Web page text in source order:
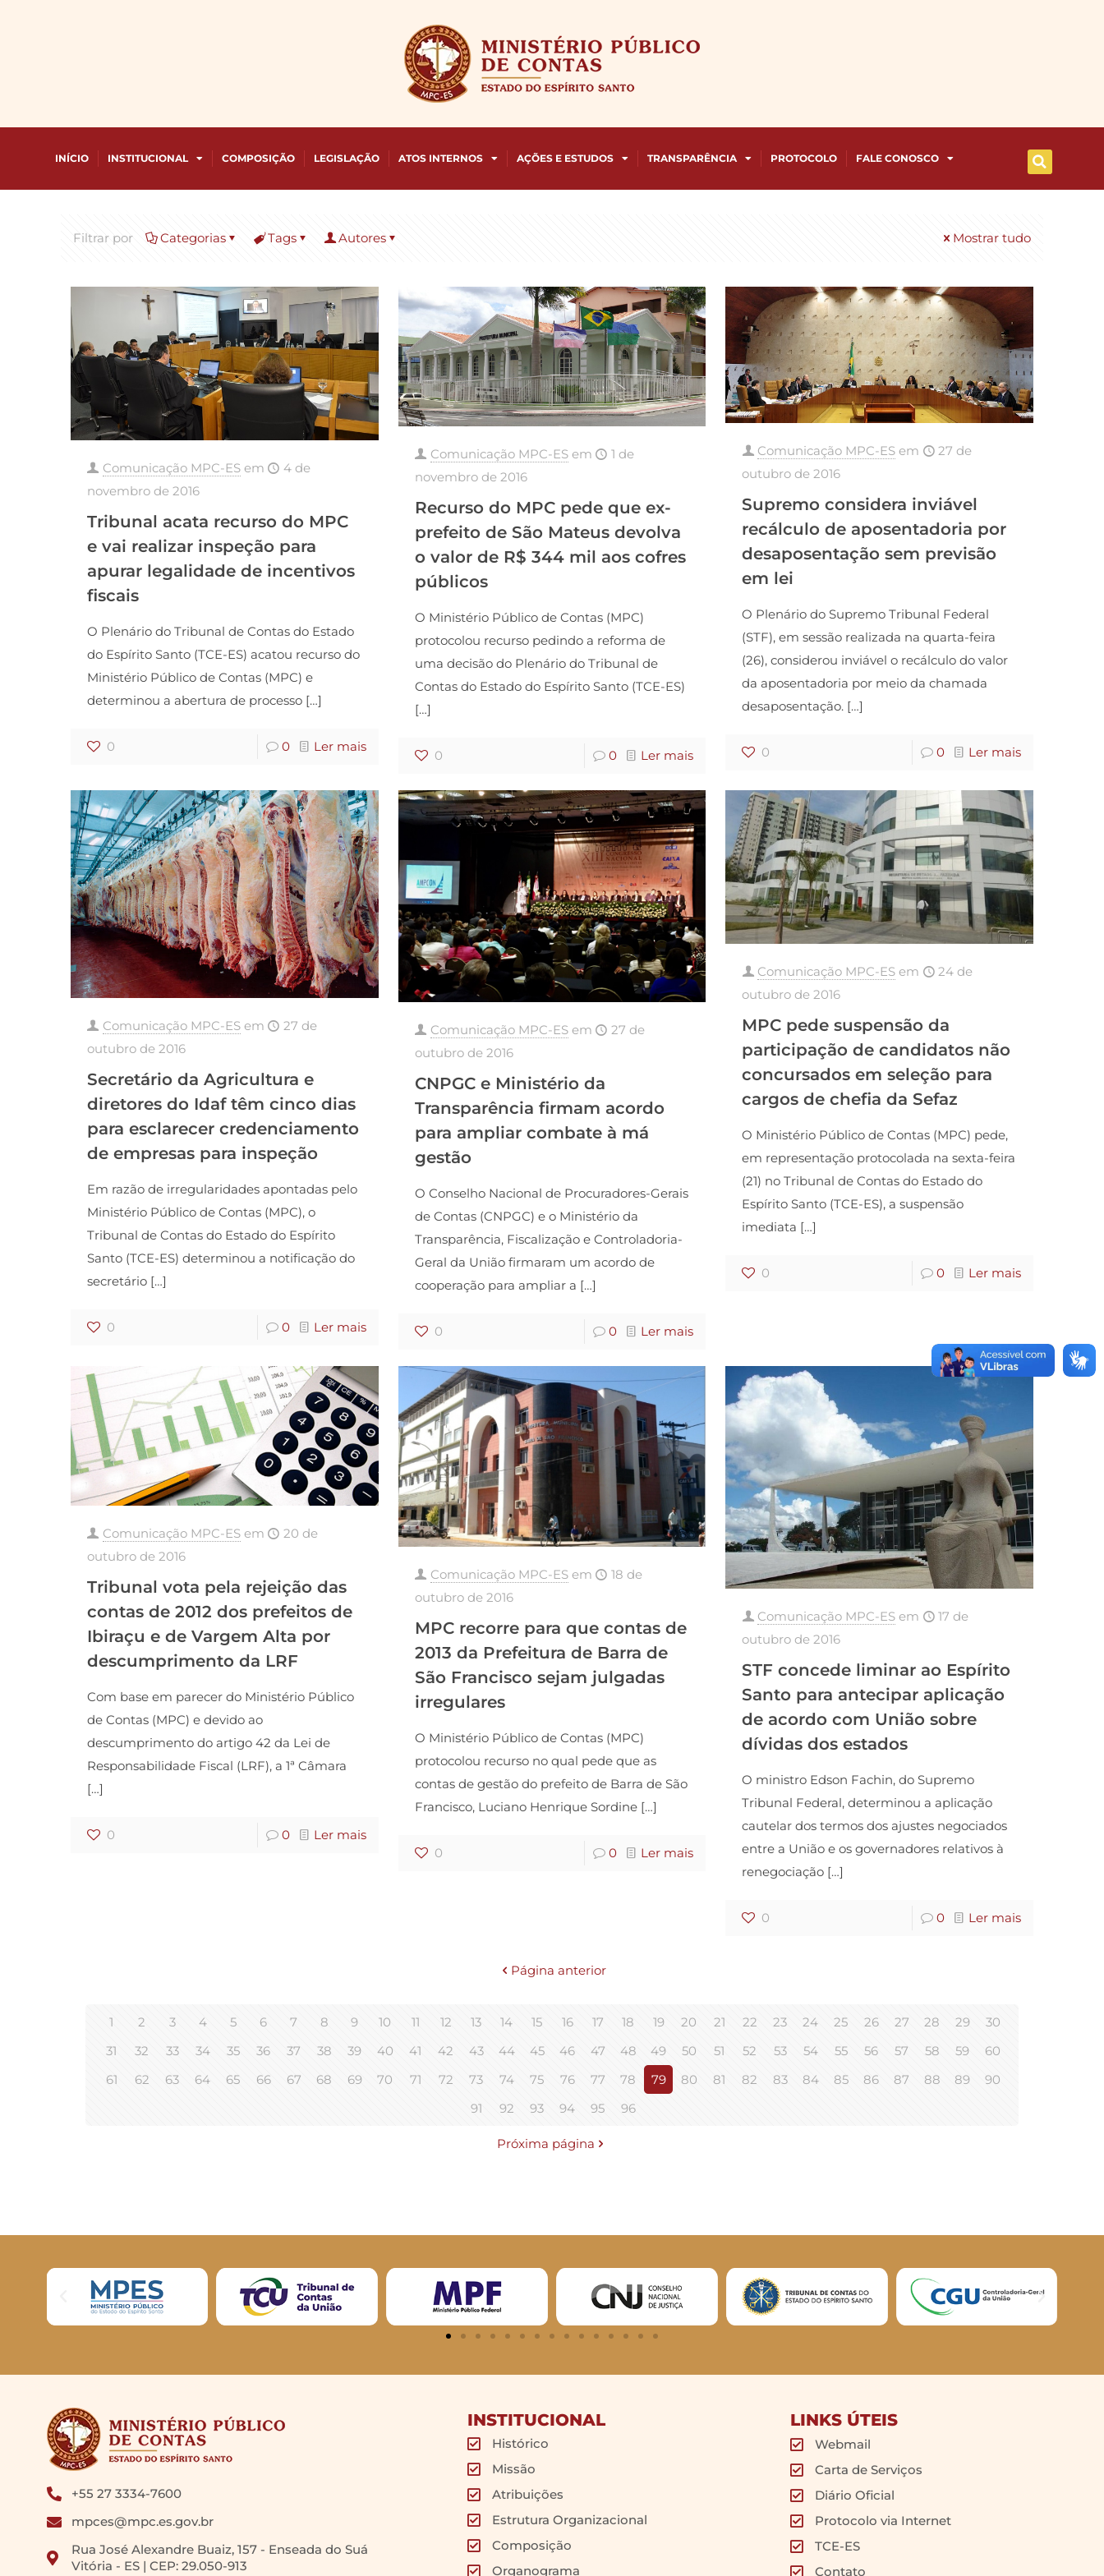
INÍCIO INSTITUCIONAL COMPOSIÇÃO LEGISLAÇÃO ATOS INTERNOS AÇÕES E ESTUDOS TRANSPARÊNCIA PROTOCOLO FALE CONOSCO
Filtrar por Categorias Tags Autores Mostrar tudo
Comunicação MPC-ES em
4 de
novembro de 2016
Tribunal acata recurso do MPC
e vai realizar inspeção para
apurar legalidade de incentivos
fiscais
O Plenário do Tribunal de Contas do Estado
do Espírito Santo (TCE-ES) acatou recurso do
Ministério Público de Contas (MPC) e
determinou a abertura de processo[…]
0 0 Ler mais
Comunicação MPC-ES em
1 de
novembro de 2016
Recurso do MPC pede que ex-
prefeito de São Mateus devolva
o valor de R$ 344 mil aos cofres
públicos
O Ministério Público de Contas (MPC)
protocolou recurso pedindo a reforma de
uma decisão do Plenário do Tribunal de
Contas do Estado do Espírito Santo (TCE-ES)
[…]
0 0 Ler mais
Comunicação MPC-ES em
27 de
outubro de 2016
Supremo considera inviável
recálculo de aposentadoria por
desaposentação sem previsão
em lei
O Plenário do Supremo Tribunal Federal
(STF), em sessão realizada na quarta-feira
(26), considerou inviável o recálculo do valor
da aposentadoria por meio da chamada
desaposentação. […]
0 0 Ler mais
Comunicação MPC-ES em
27 de
outubro de 2016
Secretário da Agricultura e
diretores do Idaf têm cinco dias
para esclarecer credenciamento
de empresas para inspeção
Em razão de irregularidades apontadas pelo
Ministério Público de Contas (MPC), o
Tribunal de Contas do Estado do Espírito
Santo (TCE-ES) determinou a notificação do
secretário[…]
0 0 Ler mais
Comunicação MPC-ES em
27 de
outubro de 2016
CNPGC e Ministério da
Transparência firmam acordo
para ampliar combate à má
gestão
O Conselho Nacional de Procuradores-Gerais
de Contas (CNPGC) e o Ministério da
Transparência, Fiscalização e Controladoria-
Geral da União firmaram um acordo de
cooperação para ampliar a […]
0 0 Ler mais
Comunicação MPC-ES em
24 de
outubro de 2016
MPC pede suspensão da
participação de candidatos não
concursados em seleção para
cargos de chefia da Sefaz
O Ministério Público de Contas (MPC) pede,
em representação protocolada na sexta-feira
(21) no Tribunal de Contas do Estado do
Espírito Santo (TCE-ES), a suspensão
imediata […]
0 0 Ler mais
Comunicação MPC-ES em
20 de
outubro de 2016
Tribunal vota pela rejeição das
contas de 2012 dos prefeitos de
Ibiraçu e de Vargem Alta por
descumprimento da LRF
Com base em parecer do Ministério Público
de Contas (MPC) e devido ao
descumprimento do artigo 42 da Lei de
Responsabilidade Fiscal (LRF), a 1ª Câmara
[…]
0 0 Ler mais
Comunicação MPC-ES em
18 de
outubro de 2016
MPC recorre para que contas de
2013 da Prefeitura de Barra de
São Francisco sejam julgadas
irregulares
O Ministério Público de Contas (MPC)
protocolou recurso no qual pede que as
contas de gestão do prefeito de Barra de São
Francisco, Luciano Henrique Sordine[…]
0 0 Ler mais
Comunicação MPC-ES em
17 de
outubro de 2016
STF concede liminar ao Espírito
Santo para antecipar aplicação
de acordo com União sobre
dívidas dos estados
O ministro Edson Fachin, do Supremo
Tribunal Federal, determinou a aplicação
cautelar dos termos dos ajustes negociados
entre a União e os governadores relativos à
renegociação […]
0 0 Ler mais
Página anterior
1 2 3 4 5 6 7 8 9 10 11 12 13 14 15 16 17 18 19 20 21 22 23 24 25 26 27 28 29
30
31
32 33 34 35 36 37 38 39 40 41 42 43 44 45 46 47 48 49 50 51 52 53 54 55 56 57 58 59
60
61
62 63 64 65 66 67 68 69 70 71 72 73 74 75 76 77 78 79 80 81 82 83 84 85 86 87 88 89
90
91
92 93 94 95 96
Próxima página
+55 27 3334-7600
mpces@mpc.es.gov.br
Rua José Alexandre Buaiz, 157 - Enseada do Suá
Vitória - ES | CEP: 29.050-913
INSTITUCIONAL
Histórico
Missão
Atribuições
Estrutura Organizacional
Composição
Organograma
LINKS ÚTEIS
Webmail
Carta de Serviços
Diário Oficial
Protocolo via Internet
TCE-ES
Contato